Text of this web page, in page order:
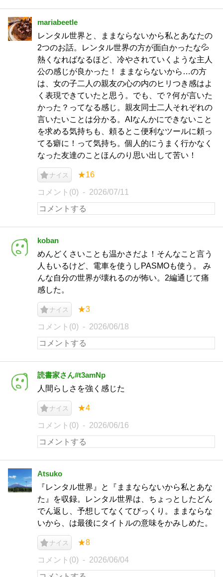
mariabeetle
レンタル世界と、ままならないから私とあなたの
2つのお話。レンタル世界の方が面白かったな💦
熱くなればなるほど、冷やされていくような主人
公の感じが良かった！ ままならないから…の方
は、女の子二人の親友の心の内のヒリつき感はよ
く表現できていたと思う。でも、で？何が言いた
かった？ってなる感じ。親友同士二人それぞれの
言いたいことは分かる。AIなんかにできないこと
を求める気持ちも、頼るとこ便利なツールに頼っ
てる癖に！って気持ち。個人的にうまく行かなく
なった友達のことほんのり思い出して苦い！
ナイス ★16
コメント(0) 2026/07/11
koban
めんどくさいことも温かさだよ！そんなこと言う
人もいるけど、電車を使うしPASMOも使う。 み
んな自分の世界が壊れるのが怖い。2編通じて痛
感した。
ナイス ★3
コメント(0) 2026/06/18
読書家さん#t3amNp
人間らしさを強く感じた
ナイス ★4
コメント(0) 2026/06/16
Atsuko
『レンタル世界』と『ままならないから私とあな
た』を収録。レンタル世界は、ちょっとしたどん
でん返し、予想してなくてびっくり。ままならな
いから、は最後にタイトルの意味をかみしめた。
ナイス ★8
コメント(0) 2026/06/04